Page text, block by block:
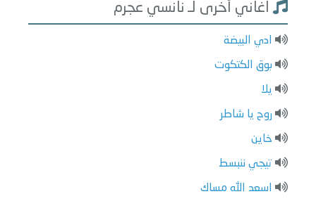
اغاني أخرى لـ نانسي عجرم
ادي البيضة
بوق الكتكوت
يلا
روح يا شاطر
خاين
تيجي ننبسط
اسعد الله مساك